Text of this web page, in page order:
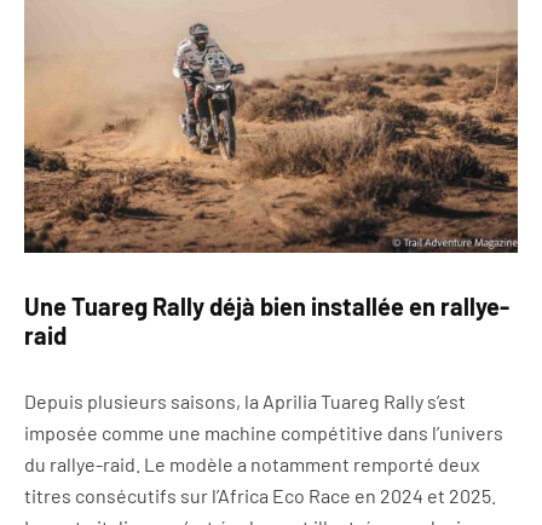
Une Tuareg Rally déjà bien installée en rallye-
raid
Depuis plusieurs saisons, la Aprilia Tuareg Rally s’est
imposée comme une machine compétitive dans l’univers
du rallye-raid. Le modèle a notamment remporté deux
titres consécutifs sur l’Africa Eco Race en 2024 et 2025.